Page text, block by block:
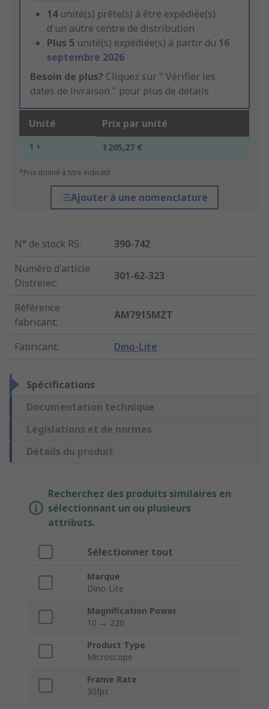
14 unité(s) prête(s) à être expédiée(s)
d'un autre centre de distribution
Plus 5 unité(s) expédiée(s) à partir du 16
septembre 2026
Besoin de plus? Cliquez sur " Vérifier les
dates de livraison " pour plus de détails
Unité Prix par unité
1 + 1 205,27 €
*Prix donné à titre indicatif
Ajouter à une nomenclature
N° de stock RS:
390-742
Numéro d'article
Distrelec:
301-62-323
Référence
fabricant:
AM7915MZT
Fabricant: Dino-Lite
Spécifications
Documentation technique
Législations et de normes
Détails du produit
Recherchez des produits similaires en
sélectionnant un ou plusieurs
attributs.
Sélectionner tout
Marque
Dino-Lite
Magnification Power
10 → 220
Product Type
Microscope
Frame Rate
30fps